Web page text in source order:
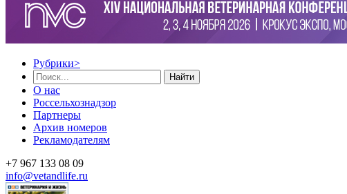
Рубрики>
Найти
О нас
Россельхознадзор
Партнеры
Архив номеров
Рекламодателям
+7 967 133 08 09
info@vetandlife.ru